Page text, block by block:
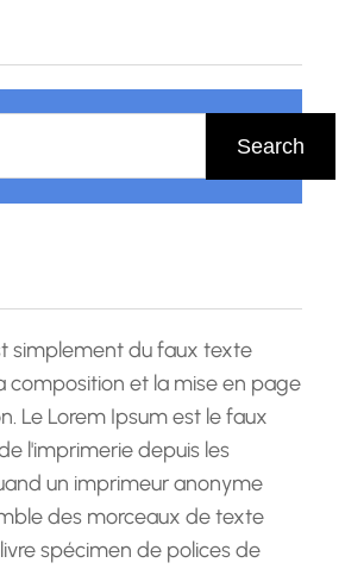
dans la formation est
La formation offre de…
Search
simplement du faux texte
composition et la mise en page
Le Lorem Ipsum est le faux
l'imprimerie depuis les
un imprimeur anonyme
des morceaux de texte
spécimen de polices de